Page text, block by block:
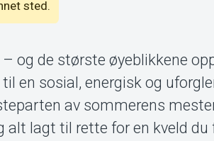
sted.
og de største øyeblikkene
en sosial, energisk og
av sommerens
alt lagt til rette for en kveld